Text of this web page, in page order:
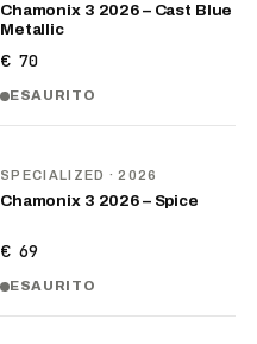
Chamonix 3 2026 – Cast Blue
Metallic
€ 70
ESAURITO
SPECIALIZED · 2026
Chamonix 3 2026 – Spice
€ 69
ESAURITO